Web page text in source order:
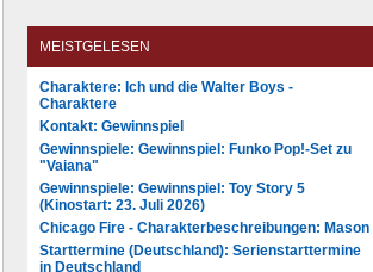
MEISTGELESEN
Charaktere: Ich und die Walter Boys -
Charaktere
Kontakt: Gewinnspiel
Gewinnspiele: Gewinnspiel: Funko Pop!-Set zu
"Vaiana"
Gewinnspiele: Gewinnspiel: Toy Story 5
(Kinostart: 23. Juli 2026)
Chicago Fire - Charakterbeschreibungen: Mason
Starttermine (Deutschland): Serienstarttermine
in Deutschland